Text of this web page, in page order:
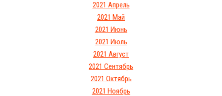
2021 Апрель
2021 Май
2021 Июнь
2021 Июль
2021 Август
2021 Сентябрь
2021 Октябрь
2021 Ноябрь